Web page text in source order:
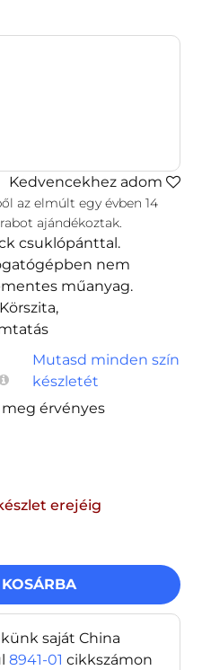
Kedvencekhez adom
az elmúlt egy évben 14
ajándékoztak.
csuklópánttal.
nem
műanyag.
Mutasd minden szín
készletét
érvényes
erejéig
saját China
8941-01 cikkszámon